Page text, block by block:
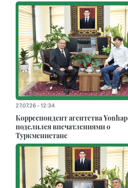
27.07.26 - 12:34
Корреспондент агентства Yonhap
поделился впечатлениями о
Туркменистане